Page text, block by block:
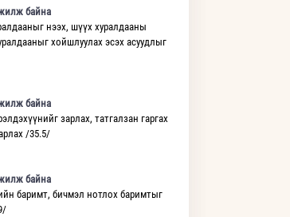
байна
нээх, шүүх хуралдааны
хойшлуулах эсэх асуудлыг
байна
зарлах, татгалзан гаргах
/35.5/
байна
баримт, бичмэл нотлох баримтыг